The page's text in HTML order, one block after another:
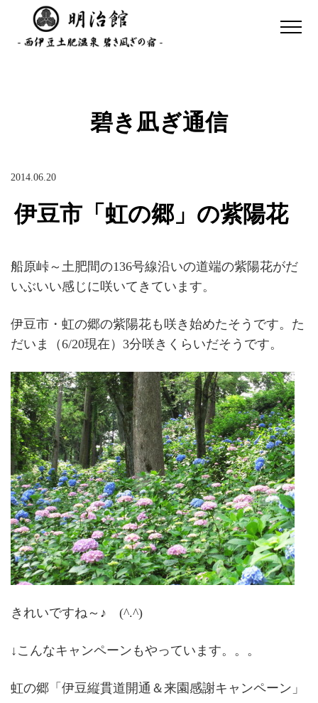
碧き凪ぎ通信
2014.06.20
伊豆市「虹の郷」の紫陽花
船原峠～土肥間の136号線沿いの道端の紫陽花がだ
いぶいい感じに咲いてきています。
伊豆市・虹の郷の紫陽花も咲き始めたそうです。た
だいま（6/20現在）3分咲きくらいだそうです。
きれいですね～♪ (^.^)
↓こんなキャンペーンもやっています。。。
虹の郷「伊豆縦貫道開通＆来園感謝キャンペーン」